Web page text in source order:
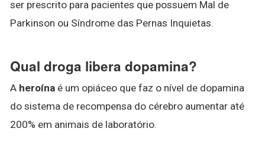
ser prescrito para pacientes que possuem Mal de
Parkinson ou Síndrome das Pernas Inquietas.
Qual droga libera dopamina?
A heroína é um opiáceo que faz o nível de dopamina
do sistema de recompensa do cérebro aumentar até
200% em animais de laboratório.